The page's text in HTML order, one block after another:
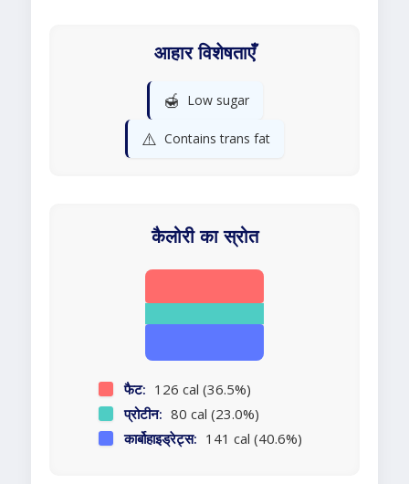
आहार विशेषताएँ
🍯 Low sugar
⚠️ Contains trans fat
कैलोरी का स्रोत
फैट: 126 cal (36.5%)
प्रोटीन: 80 cal (23.0%)
कार्बोहाइड्रेट्स: 141 cal (40.6%)